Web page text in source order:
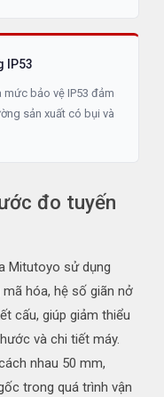
IP53
bảo vệ IP53 đảm
sản xuất có bụi và
đo tuyến
Mitutoyo sử dụng
hóa, hệ số giãn nở
cấu, giúp giảm thiểu
và chi tiết máy.
nhau 50 mm,
trong quá trình vận